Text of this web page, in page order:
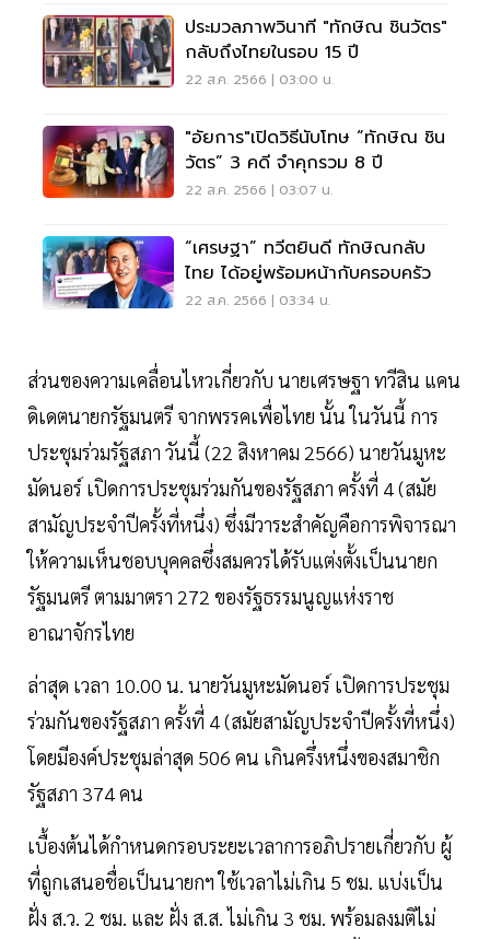
ประมวลภาพวินาที "ทักษิณ ชินวัตร"
กลับถึงไทยในรอบ 15 ปี
22 ส.ค. 2566 | 03:00 น.
"อัยการ"เปิดวิธีนับโทษ “ทักษิณ ชิน
วัตร” 3 คดี จำคุกรวม 8 ปี
22 ส.ค. 2566 | 03:07 น.
“เศรษฐา” ทวีตยินดี ทักษิณกลับ
ไทย ได้อยู่พร้อมหน้ากับครอบครัว
22 ส.ค. 2566 | 03:34 น.
ส่วนของความเคลื่อนไหวเกี่ยวกับ นายเศรษฐา ทวีสิน แคน
ดิเดตนายกรัฐมนตรี จากพรรคเพื่อไทย นั้น ในวันนี้ การ
ประชุมร่วมรัฐสภา วันนี้ (22 สิงหาคม 2566) นายวันมูหะ
มัดนอร์ เปิดการประชุมร่วมกันของรัฐสภา ครั้งที่ 4 (สมัย
สามัญประจำปีครั้งที่หนึ่ง) ซึ่งมีวาระสำคัญคือการพิจารณา
ให้ความเห็นชอบบุคคลซึ่งสมควรได้รับแต่งตั้งเป็นนายก
รัฐมนตรี ตามมาตรา 272 ของรัฐธรรมนูญแห่งราช
อาณาจักรไทย
ล่าสุด เวลา 10.00 น. นายวันมูหะมัดนอร์ เปิดการประชุม
ร่วมกันของรัฐสภา ครั้งที่ 4 (สมัยสามัญประจำปีครั้งที่หนึ่ง)
โดยมีองค์ประชุมล่าสุด 506 คน เกินครึ่งหนึ่งของสมาชิก
รัฐสภา 374 คน
เบื้องต้นได้กำหนดกรอบระยะเวลาการอภิปรายเกี่ยวกับ ผู้
ที่ถูกเสนอชื่อเป็นนายกฯ ใช้เวลาไม่เกิน 5 ชม. แบ่งเป็น
ฝั่ง ส.ว. 2 ชม. และ ฝั่ง ส.ส. ไม่เกิน 3 ชม. พร้อมลงมติไม่